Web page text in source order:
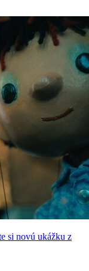
si novú ukážku z